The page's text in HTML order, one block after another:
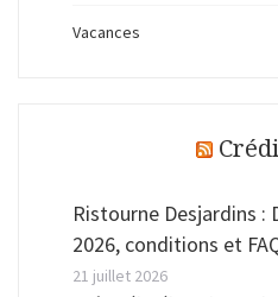
Vacances
Ristourne Desjardins :
2026, conditions et
21 juillet 2026